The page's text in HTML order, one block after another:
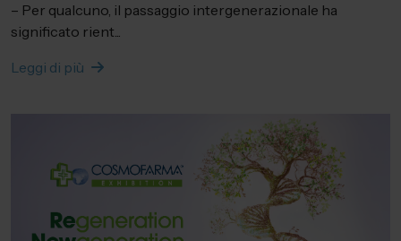
– Per qualcuno, il passaggio intergenerazionale ha
significato rient...
Leggi di più